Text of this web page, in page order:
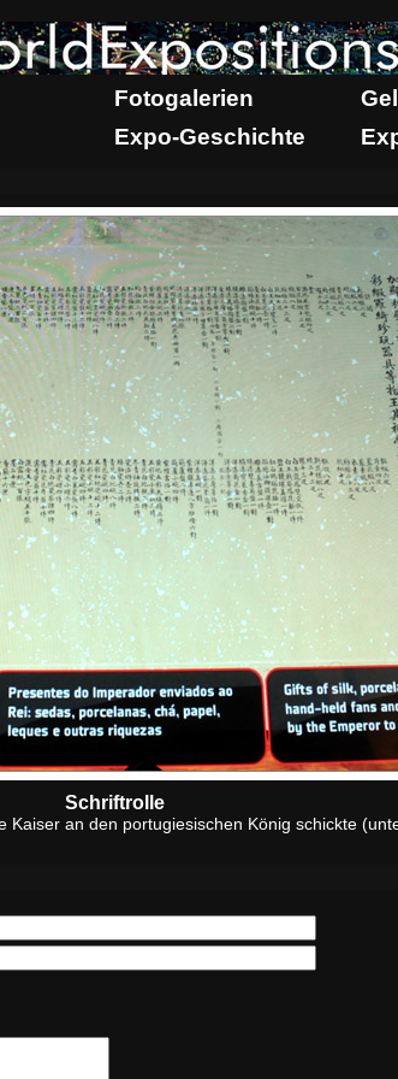
Fotogalerien
Expo-Geschichte
Schriftrolle
an den portugiesischen König schickte